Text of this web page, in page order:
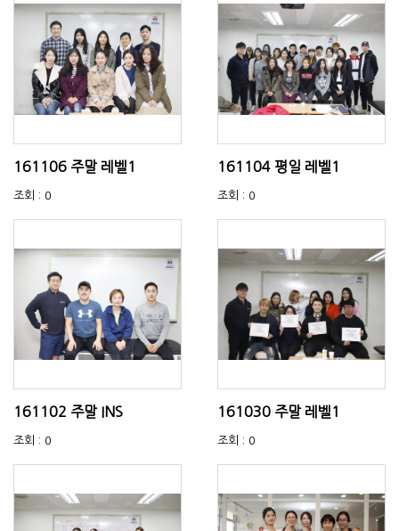
161106 주말 레벨1
조회 : 0
161104 평일 레벨1
조회 : 0
161102 주말 INS
조회 : 0
161030 주말 레벨1
조회 : 0